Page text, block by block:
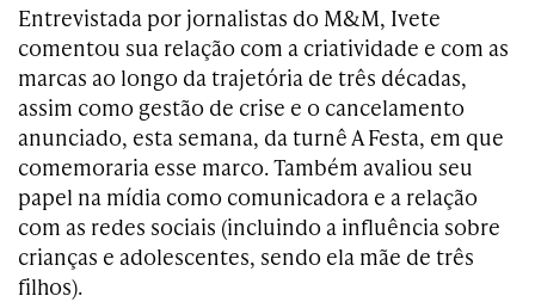
Entrevistada por jornalistas do M&M, Ivete
comentou sua relação com a criatividade e com as
marcas ao longo da trajetória de três décadas,
assim como gestão de crise e o cancelamento
anunciado, esta semana, da turnê A Festa, em que
comemoraria esse marco. Também avaliou seu
papel na mídia como comunicadora e a relação
com as redes sociais (incluindo a influência sobre
crianças e adolescentes, sendo ela mãe de três
filhos).